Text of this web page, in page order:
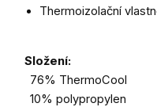
Thermoizolační
Složení:
76% ThermoCool
10% polypropylen